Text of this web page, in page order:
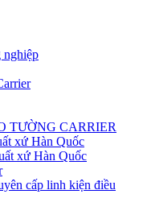
nghiệp
TƯỜNG CARRIER
xứ Hàn Quốc
xứ Hàn Quốc
cấp linh kiện điều